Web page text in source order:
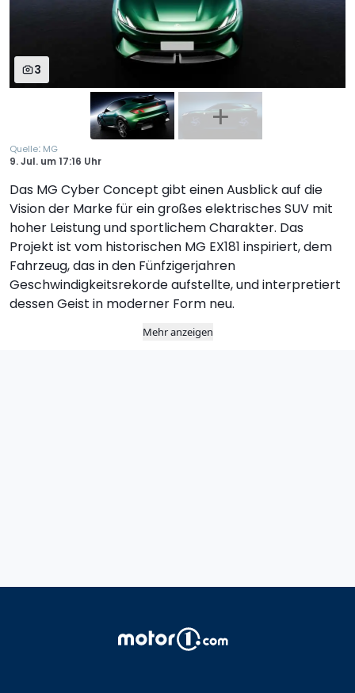
3
Quelle: MG
9. Jul. um17:16 Uhr
Das MG Cyber Concept gibt einen Ausblick auf die
Vision der Marke für ein großes elektrisches SUV mit
hoher Leistung und sportlichem Charakter. Das
Projekt ist vom historischen MG EX181 inspiriert, dem
Fahrzeug, das in den Fünfzigerjahren
Geschwindigkeitsrekorde aufstellte, und interpretiert
dessen Geist in moderner Form neu.
Mehr anzeigen